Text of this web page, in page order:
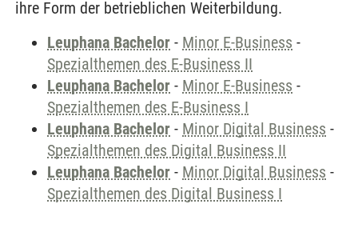
ihre Form der betrieblichen Weiterbildung.
Leuphana Bachelor - Minor E-Business -
Spezialthemen des E-Business II
Leuphana Bachelor - Minor E-Business -
Spezialthemen des E-Business I
Leuphana Bachelor - Minor Digital Business -
Spezialthemen des Digital Business II
Leuphana Bachelor - Minor Digital Business -
Spezialthemen des Digital Business I